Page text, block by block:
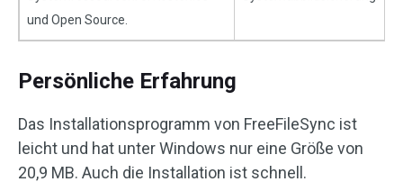
und Open Source.
Persönliche Erfahrung
Das Installationsprogramm von FreeFileSync ist
leicht und hat unter Windows nur eine Größe von
20,9 MB. Auch die Installation ist schnell.